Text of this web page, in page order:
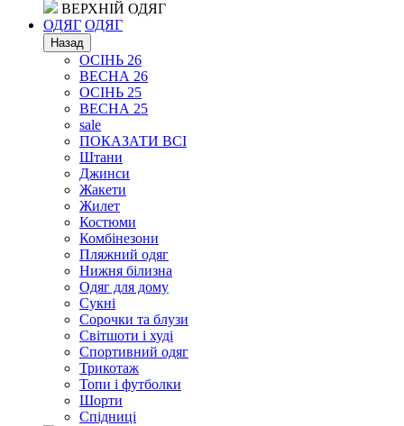
ВЕРХНІЙ ОДЯГ
ОДЯГ ОДЯГ
Назад
ОСІНЬ 26
ВЕСНА 26
ОСІНЬ 25
ВЕСНА 25
sale
ПОКАЗАТИ ВСІ
Штани
Джинси
Жакети
Жилет
Костюми
Комбінезони
Пляжний одяг
Нижня білизна
Одяг для дому
Сукні
Сорочки та блузи
Світшоти і худі
Спортивний одяг
Трикотаж
Топи і футболки
Шорти
Спідниці